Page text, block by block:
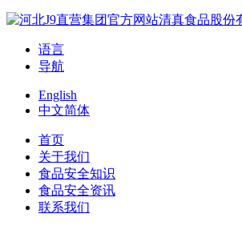
语言
导航
English
中文简体
首页
关于我们
食品安全知识
食品安全资讯
联系我们